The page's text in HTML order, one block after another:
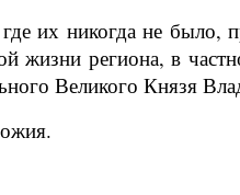
их никогда не было,
жизни региона, в
Великого Князя